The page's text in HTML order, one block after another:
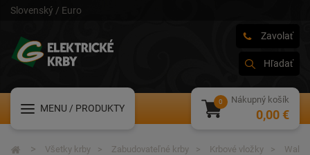
Slovenský / Euro
Zavolať
Hľadať
MENU / PRODUKTY
Nákupný košík
0,00 €
Všetky krby Zabudovateľné krby Krbové vložky Wall